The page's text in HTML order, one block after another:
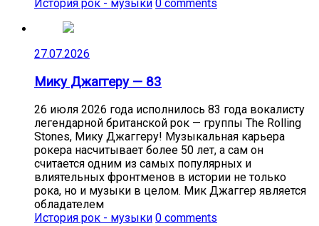
История рок - музыки 0 comments
27.07.2026
Мику Джаггеру — 83
26 июля 2026 года исполнилось 83 года вокалисту
легендарной британской рок — группы The Rolling
Stones, Мику Джаггеру! Музыкальная карьера
рокера насчитывает более 50 лет, а сам он
считается одним из самых популярных и
влиятельных фронтменов в истории не только
рока, но и музыки в целом. Мик Джаггер является
обладателем
История рок - музыки 0 comments